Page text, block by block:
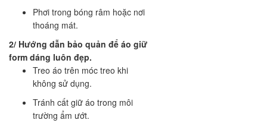
Phơi trong bóng râm hoặc nơi
thoáng mát.
2/ Hướng dẫn bảo quản để áo giữ
form dáng luôn đẹp.
Treo áo trên móc treo khi
không sử dụng.
Tránh cất giữ áo trong môi
trường ẩm ướt.